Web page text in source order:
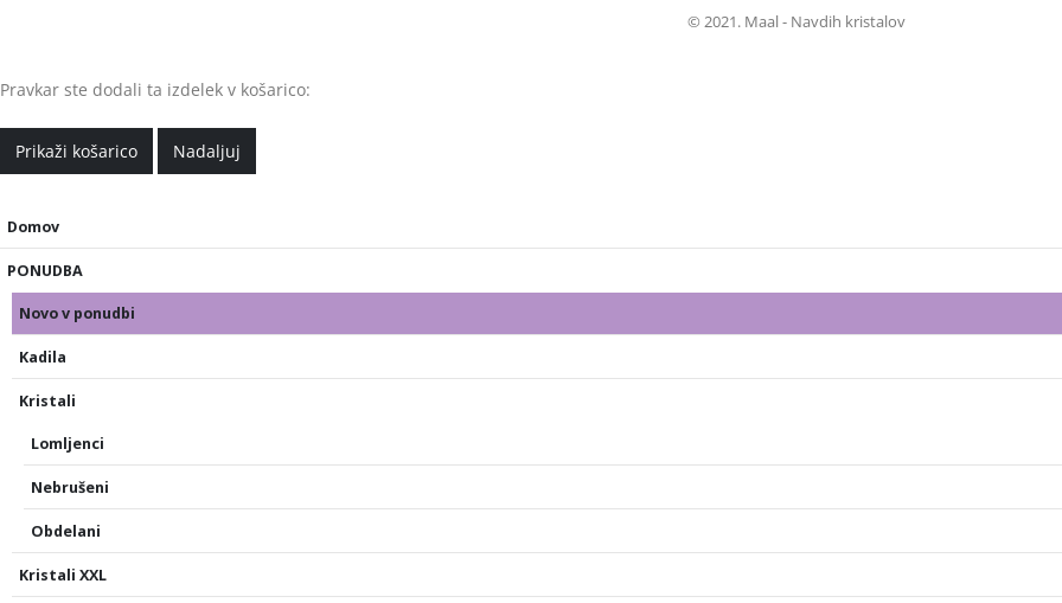
© 2021. Maal - Navdih kristalov
Pravkar ste dodali ta izdelek v košarico:
Prikaži košarico Nadaljuj
Domov
PONUDBA
Novo v ponudbi
Kadila
Kristali
Lomljenci
Nebrušeni
Obdelani
Kristali XXL